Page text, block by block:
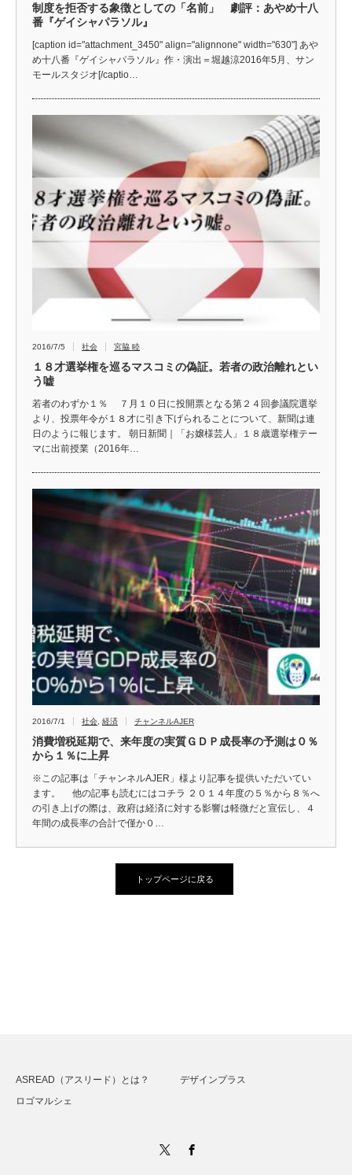
制度を拒否する象徴としての「名前」 劇評：あやめ十八
番『ゲイシャパラソル』
[caption id="attachment_3450" align="alignnone" width="630"] あや
め十八番『ゲイシャパラソル』作・演出＝堀越涼2016年5月、サン
モールスタジオ[/captio…
2016/7/5 社会 宮脇 睦
１８才選挙権を巡るマスコミの偽証。若者の政治離れとい
う嘘
若者のわずか１％ ７月１０日に投開票となる第２４回参議院選挙
より、投票年令が１８才に引き下げられることについて、新聞は連
日のように報じます。 朝日新聞｜「お嬢様芸人」１８歳選挙権テー
マに出前授業（2016年…
2016/7/1 社会 経済 チャンネルAJER
消費増税延期で、来年度の実質ＧＤＰ成長率の予測は０％
から１％に上昇
※この記事は「チャンネルAJER」様より記事を提供いただいてい
ます。 他の記事も読むにはコチラ ２０１４年度の５％から８％へ
の引き上げの際は、政府は経済に対する影響は軽微だと宣伝し、４
年間の成長率の合計で僅か０…
トップページに戻る
ASREAD（アスリード）とは？
デザインプラス
ロゴマルシェ